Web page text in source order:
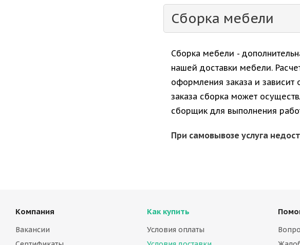
Сборка мебели
Сборка мебели -
нашей доставки мебели.
оформления заказа и зависит
заказа сборка может
сборщик для выполнения
При самовывозе услуга
Компания
Вакансии
Как купить
Условия оплаты